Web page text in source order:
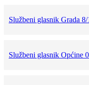
Službeni glasnik Grada 8/
Službeni glasnik Općine